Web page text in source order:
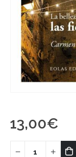
13,00€